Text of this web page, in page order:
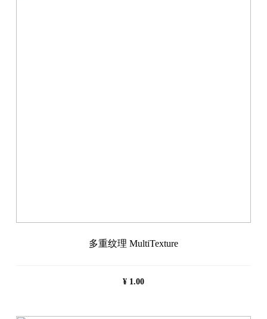
多重纹理 MultiTexture
¥1.00